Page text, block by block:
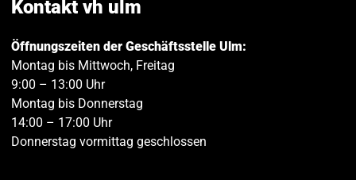
Kontakt vh ulm
Öffnungszeiten der Geschäftsstelle Ulm:
Montag bis Mittwoch, Freitag
9:00 – 13:00 Uhr
Montag bis Donnerstag
14:00 – 17:00 Uhr
Donnerstag vormittag geschlossen